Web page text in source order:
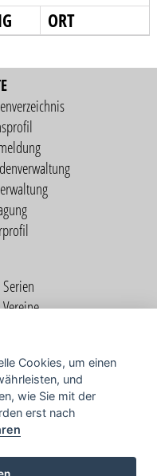
ORT
TV
Cookies, um einen
und
wie Sie mit der
erst nach